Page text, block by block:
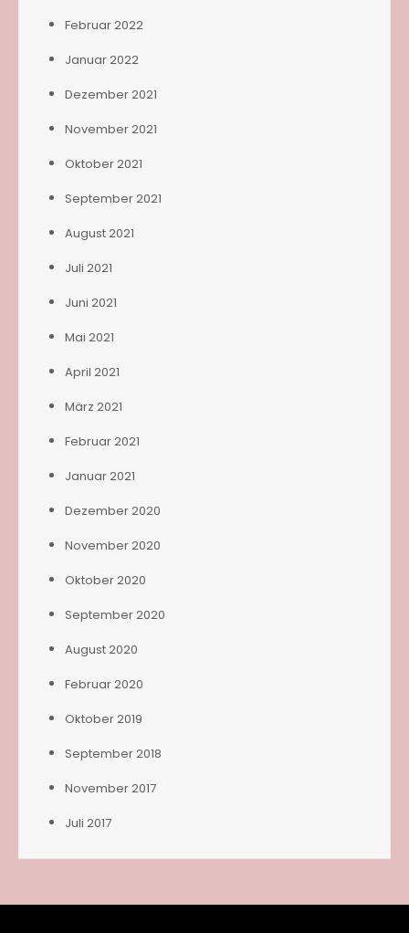
Februar 2022
Januar 2022
Dezember 2021
November 2021
Oktober 2021
September 2021
August 2021
Juli 2021
Juni 2021
Mai 2021
April 2021
März 2021
Februar 2021
Januar 2021
Dezember 2020
November 2020
Oktober 2020
September 2020
August 2020
Februar 2020
Oktober 2019
September 2018
November 2017
Juli 2017